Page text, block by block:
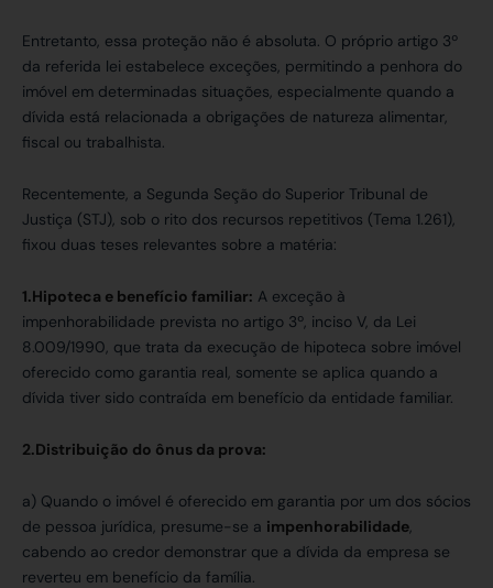
Entretanto, essa proteção não é absoluta. O próprio artigo 3º
da referida lei estabelece exceções, permitindo a penhora do
imóvel em determinadas situações, especialmente quando a
dívida está relacionada a obrigações de natureza alimentar,
fiscal ou trabalhista.
Recentemente, a Segunda Seção do Superior Tribunal de
Justiça (STJ), sob o rito dos recursos repetitivos (Tema 1.261),
fixou duas teses relevantes sobre a matéria:
1.Hipoteca e benefício familiar: A exceção à
impenhorabilidade prevista no artigo 3º, inciso V, da Lei
8.009/1990, que trata da execução de hipoteca sobre imóvel
oferecido como garantia real, somente se aplica quando a
dívida tiver sido contraída em benefício da entidade familiar.
2.Distribuição do ônus da prova:
a) Quando o imóvel é oferecido em garantia por um dos sócios
de pessoa jurídica, presume-se a impenhorabilidade,
cabendo ao credor demonstrar que a dívida da empresa se
reverteu em benefício da família.